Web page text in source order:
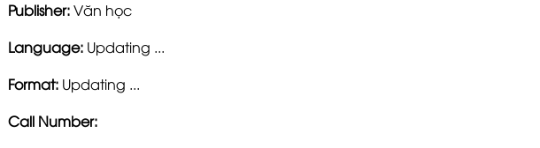
Publisher:Văn học
Language:Updating ...
Format:Updating ...
Call Number: